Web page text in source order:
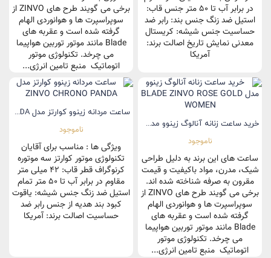
در برابر آب تا 50 متر جنس قاب:
استیل ضد زنگ جنس بند: رابر ضد
حساسیت جنس شیشه: کریستال
معدنی نمایش تاریخ اصالت برند:
آمریکا
برخی می گویند طرح های ZINVO از
سوپراسپرت ها و هوانوردی الهام
گرفته شده است و عقربه های
Blade مانند موتور توربین هواپیما
می چرخد. تکنولوژی موتور
اتوماتیک منبع تامین انرژی...
خرید ساعت زنانه آنالوگ زینوو مدل BLADE ZINVO ROSE GOLD..
ناموجود
ساعت های این برند به دلیل طراحی
شیک، مدرن، مواد باکیفیت و قیمت
مقرون به صرفه شناخته شده اند.
برخی می گویند طرح های ZINVO از
سوپراسپرت ها و هوانوردی الهام
گرفته شده است و عقربه های
Blade مانند موتور توربین هواپیما
می چرخد. تکنولوژی موتور
اتوماتیک منبع تامین انرژی...
ساعت مردانه زینوو کوارتز مدل ZINVO CHRONO PANDA
ناموجود
ویژگی ها : مناسب برای آقایان
تکنولوژی موتور کوارتز سه موتوره
کرنوگراف قطر قاب: 42 میلی متر
مقاوم در برابر آب تا 50 متر تمام
استیل ضد زنگ جنس شیشه: یاقوت
کبود بند هدیه از جنس رابر ضد
حساسیت اصالت برند: آمریکا